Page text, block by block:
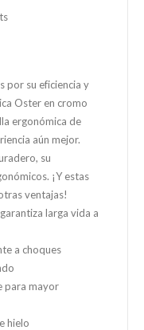
por su eficiencia y
Oster en cromo
ergonómica de
aún mejor.
su
¡Y estas
ventajas!
larga vida a
a choques
para mayor
hielo